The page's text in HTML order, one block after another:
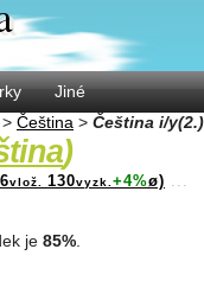
Jiné
> Čeština > Čeština i/y(2.)
)
vlož. 130vyzk. +4%ø) ...
je 85%